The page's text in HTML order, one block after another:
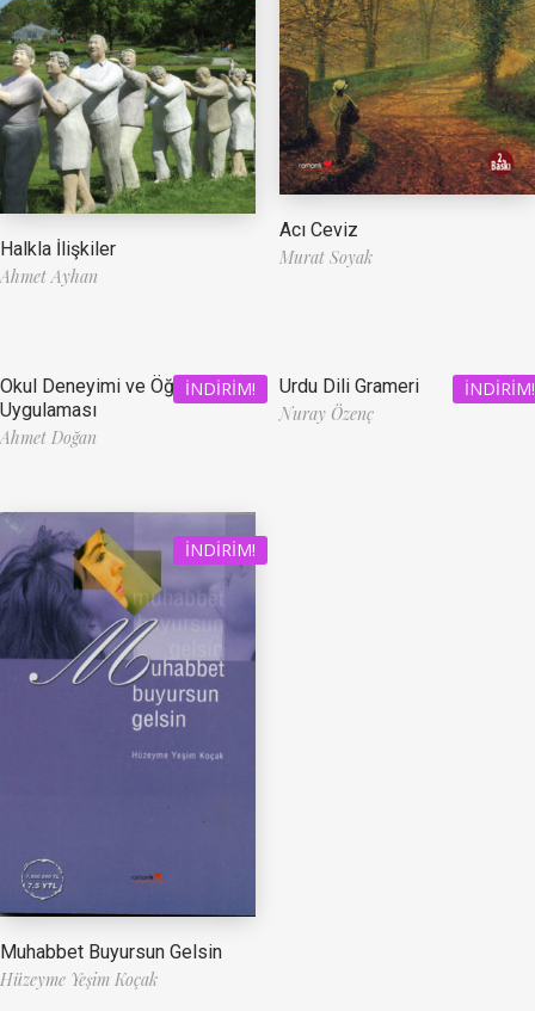
Halkla İlişkiler
Ahmet Ayhan
Acı Ceviz
Murat Soyak
İNDIRIM!
Okul Deneyimi ve Öğretmenlik
Uygulaması
Ahmet Doğan
İNDIRIM!
Urdu Dili Grameri
Nuray Özenç
İNDIRIM!
Muhabbet Buyursun Gelsin
Hüzeyme Yeşim Koçak